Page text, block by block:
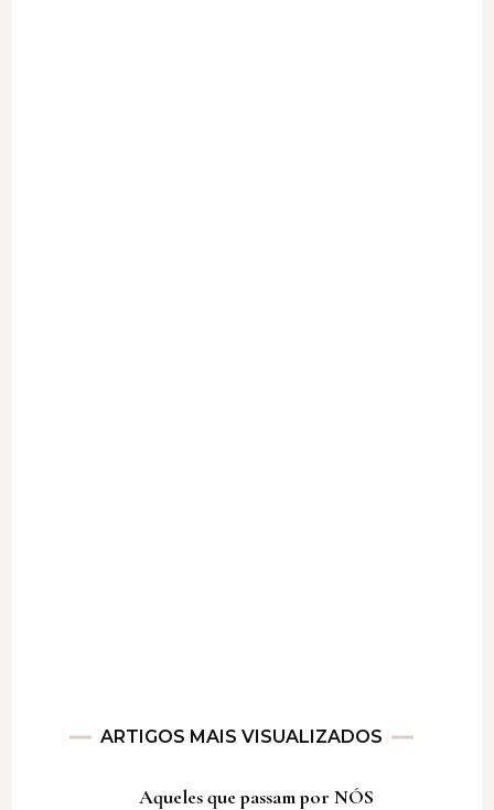
ARTIGOS MAIS VISUALIZADOS
Aqueles que passam por NÓS